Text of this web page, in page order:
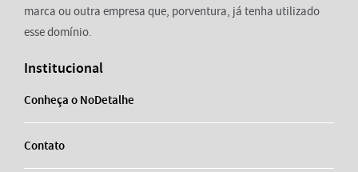
marca ou outra empresa que, porventura, já tenha utilizado
esse domínio.
Institucional
Conheça o NoDetalhe
Contato